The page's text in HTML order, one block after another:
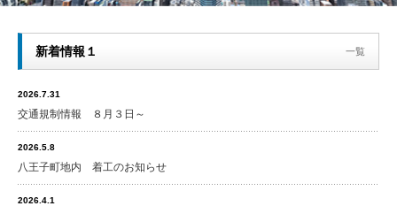
新着情報１ 一覧
2026.7.31
交通規制情報 ８月３日～
2026.5.8
八王子町地内 着工のお知らせ
2026.4.1